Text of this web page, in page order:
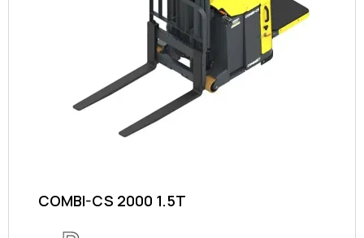
COMBI-CS 2000 1.5T